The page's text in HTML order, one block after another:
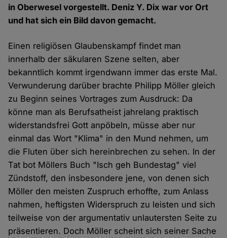
in Oberwesel vorgestellt. Deniz Y. Dix war vor Ort
und hat sich ein Bild davon gemacht.
Einen religiösen Glaubenskampf findet man
innerhalb der säkularen Szene selten, aber
bekanntlich kommt irgendwann immer das erste Mal.
Verwunderung darüber brachte Philipp Möller gleich
zu Beginn seines Vortrages zum Ausdruck: Da
könne man als Berufsatheist jahrelang praktisch
widerstandsfrei Gott anpöbeln, müsse aber nur
einmal das Wort "Klima" in den Mund nehmen, um
die Fluten über sich hereinbrechen zu sehen. In der
Tat bot Möllers Buch "Isch geh Bundestag" viel
Zündstoff, den insbesondere jene, von denen sich
Möller den meisten Zuspruch erhoffte, zum Anlass
nahmen, heftigsten Widerspruch zu leisten und sich
teilweise von der argumentativ unlautersten Seite zu
präsentieren. Doch Möller scheint sich seiner Sache